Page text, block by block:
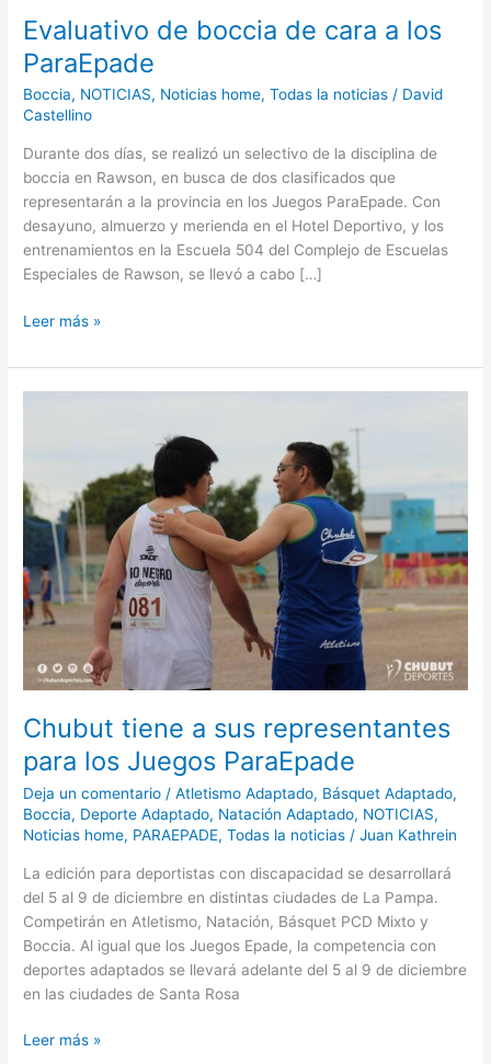
Evaluativo de boccia de cara a los
ParaEpade
Boccia, NOTICIAS, Noticias home,Todas la noticias / David
Castellino
Durante dos días, se realizó un selectivo de la disciplina de
boccia en Rawson, en busca de dos clasificados que
representarán a la provincia en los Juegos ParaEpade. Con
desayuno, almuerzo y merienda en el Hotel Deportivo, y los
entrenamientos en la Escuela 504 del Complejo de Escuelas
Especiales de Rawson, se llevó a cabo […]
Leer más »
Chubut tiene a sus representantes
para los Juegos ParaEpade
Deja un comentario /Atletismo Adaptado, Básquet Adaptado,
Boccia, Deporte Adaptado, Natación Adaptado, NOTICIAS,
Noticias home, PARAEPADE,Todas la noticias /Juan Kathrein
La edición para deportistas con discapacidad se desarrollará
del 5 al 9 de diciembre en distintas ciudades de La Pampa.
Competirán en Atletismo, Natación, Básquet PCD Mixto y
Boccia. Al igual que los Juegos Epade, la competencia con
deportes adaptados se llevará adelante del 5 al 9 de diciembre
en las ciudades de Santa Rosa
representantes
para
Juegos
ParaEpade
Leer más »